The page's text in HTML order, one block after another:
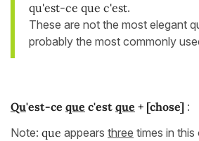
qu'est-ce que c'est.
These are not the most elegant
probably the most commonly
Qu'est-ce que c'est que + [chose] :
Note: que appears three times in